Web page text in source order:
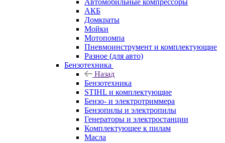
Автомобильные компрессоры
АКБ
Домкраты
Мойки
Мотопомпа
Пневмоинструмент и комплектующие
Разное (для авто)
Бензотехника
Назад
Бензотехника
STIHL и комплектующие
Бензо- и электротриммера
Бензопилы и электропилы
Генераторы и электростанции
Комплектующее к пилам
Масла